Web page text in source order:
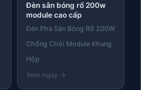
Đèn sân bóng rổ 200w
module cao cấp
Đèn Pha Sân Bóng Rổ 200W
Chống Chói Module Khung
Hộp